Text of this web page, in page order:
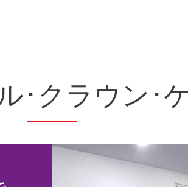
･クラウン･